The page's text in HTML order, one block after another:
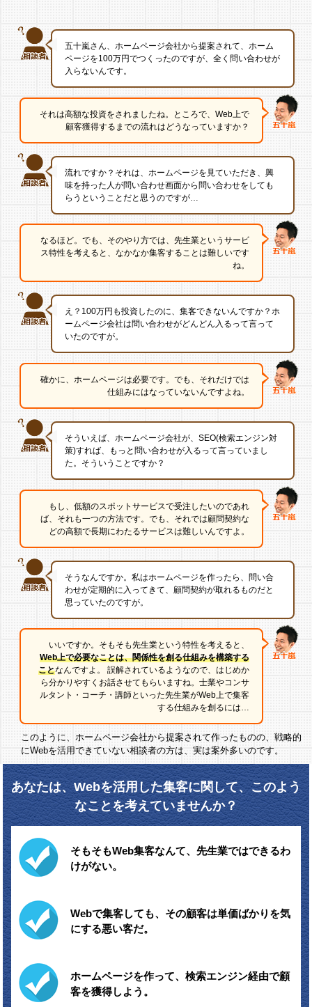
五十嵐さん、ホームページ会社から提案されて、ホーム
ページを100万円でつくったのですが、全く問い合わせが
入らないんです。
それは高額な投資をされましたね。
ところで、Web上で
顧客獲得するまでの流れはどうなっていますか？
流れですか？ それは、ホームページを見ていただき、興
味を持った人が問い合わせ画面から問い合わせをしても
らうということだと思うのですが…
なるほど。でも、そのやり方では、先生業というサービ
ス特性を考えると、なかなか集客することは難しいです
ね。
え？100万円も投資したのに、集客できないんですか？ ホ
ームページ会社は問い合わせがどんどん入るって言って
いたのですが。
確かに、ホームページは必要です。でも、それだけでは
仕組みにはなっていないんですよね。
そういえば、ホームページ会社が、SEO(検索エンジン対
策)すれば、
もっと問い合わせが入るって言っていまし
た。そういうことですか？
もし、低額のスポットサービスで受注したいのであれ
ば、それも一つの方法です。でも、それでは顧問契約な
どの高額で長期にわたるサービスは難しいんですよ。
そうなんですか。私はホームページを作ったら、問い合
わせが定期的に入ってきて、 顧問契約が取れるものだと
思っていたのですが。
いいですか。そもそも先生業という特性を考えると、
Web上で必要なことは、関係性を創る仕組みを構築する
ことなんですよ。誤解されているようなので、はじめか
ら分かりやすくお話させてもらいますね。士業やコンサ
ルタント・コーチ・講師といった先生業がWeb上で集客
する仕組みを創るには…
このように、ホームページ会社から提案されて作ったものの、 戦略的
にWebを活用できていない相談者の方は、実は案外多いのです。
あなたは、Webを活用した集客に関して、このよう
なことを考えていませんか？
そもそもWeb集客なんて、先生業ではできるわ
けがない。
Webで集客しても、その顧客は単価ばかりを気
にする悪い客だ。
ホームページを作って、検索エンジン経由で顧
客を獲得しよう。